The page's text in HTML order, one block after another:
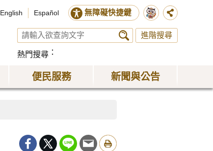
English Español 無障礙快捷鍵
進階搜尋
熱門搜尋
便民服務 新聞與公告